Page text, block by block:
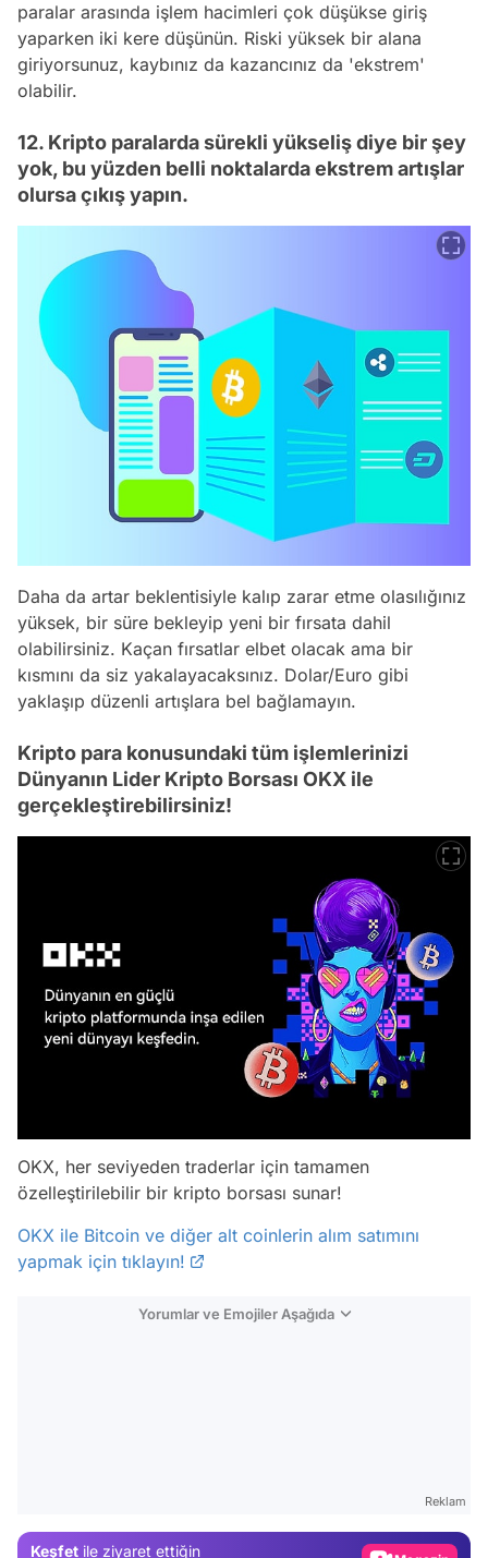
paralar arasında işlem hacimleri çok düşükse giriş
yaparken iki kere düşünün. Riski yüksek bir alana
giriyorsunuz, kaybınız da kazancınız da 'ekstrem'
olabilir.
12. Kripto paralarda sürekli yükseliş diye bir şey
yok, bu yüzden belli noktalarda ekstrem artışlar
olursa çıkış yapın.
Daha da artar beklentisiyle kalıp zarar etme olasılığınız
yüksek, bir süre bekleyip yeni bir fırsata dahil
olabilirsiniz. Kaçan fırsatlar elbet olacak ama bir
kısmını da siz yakalayacaksınız. Dolar/Euro gibi
yaklaşıp düzenli artışlara bel bağlamayın.
Kripto para konusundaki tüm işlemlerinizi
Dünyanın Lider Kripto Borsası OKX ile
gerçekleştirebilirsiniz!
OKX, her seviyeden traderlar için tamamen
özelleştirilebilir bir kripto borsası sunar!
OKX ile Bitcoin ve diğer alt coinlerin alım satımını
yapmak için tıklayın!
Yorumlar ve Emojiler Aşağıda
Reklam
Keşfet ile ziyaret ettiğin